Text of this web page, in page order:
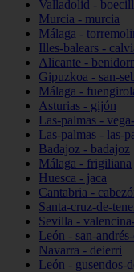
Valladolid -
Murcia - murcia
Málaga -
Illes-balears -
Alicante -
Gipuzkoa - san-
Málaga -
Asturias - gijón
Las-palmas -
Las-palmas - las-
Badajoz - badajoz
Málaga - frigiliana
Huesca - jaca
Cantabria -
Santa-cruz-de-
Sevilla -
León - san-
Navarra - deierri
León - gusendos-